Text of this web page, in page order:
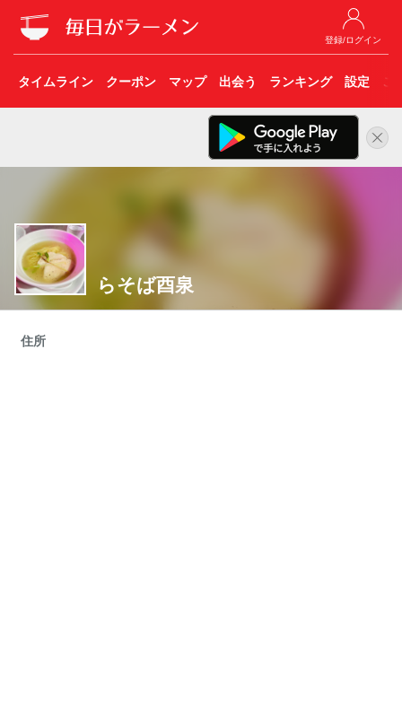
登録/ログイン
タイムライン クーポン マップ 出会う ランキング 設定 こ
らそば酉泉
住所